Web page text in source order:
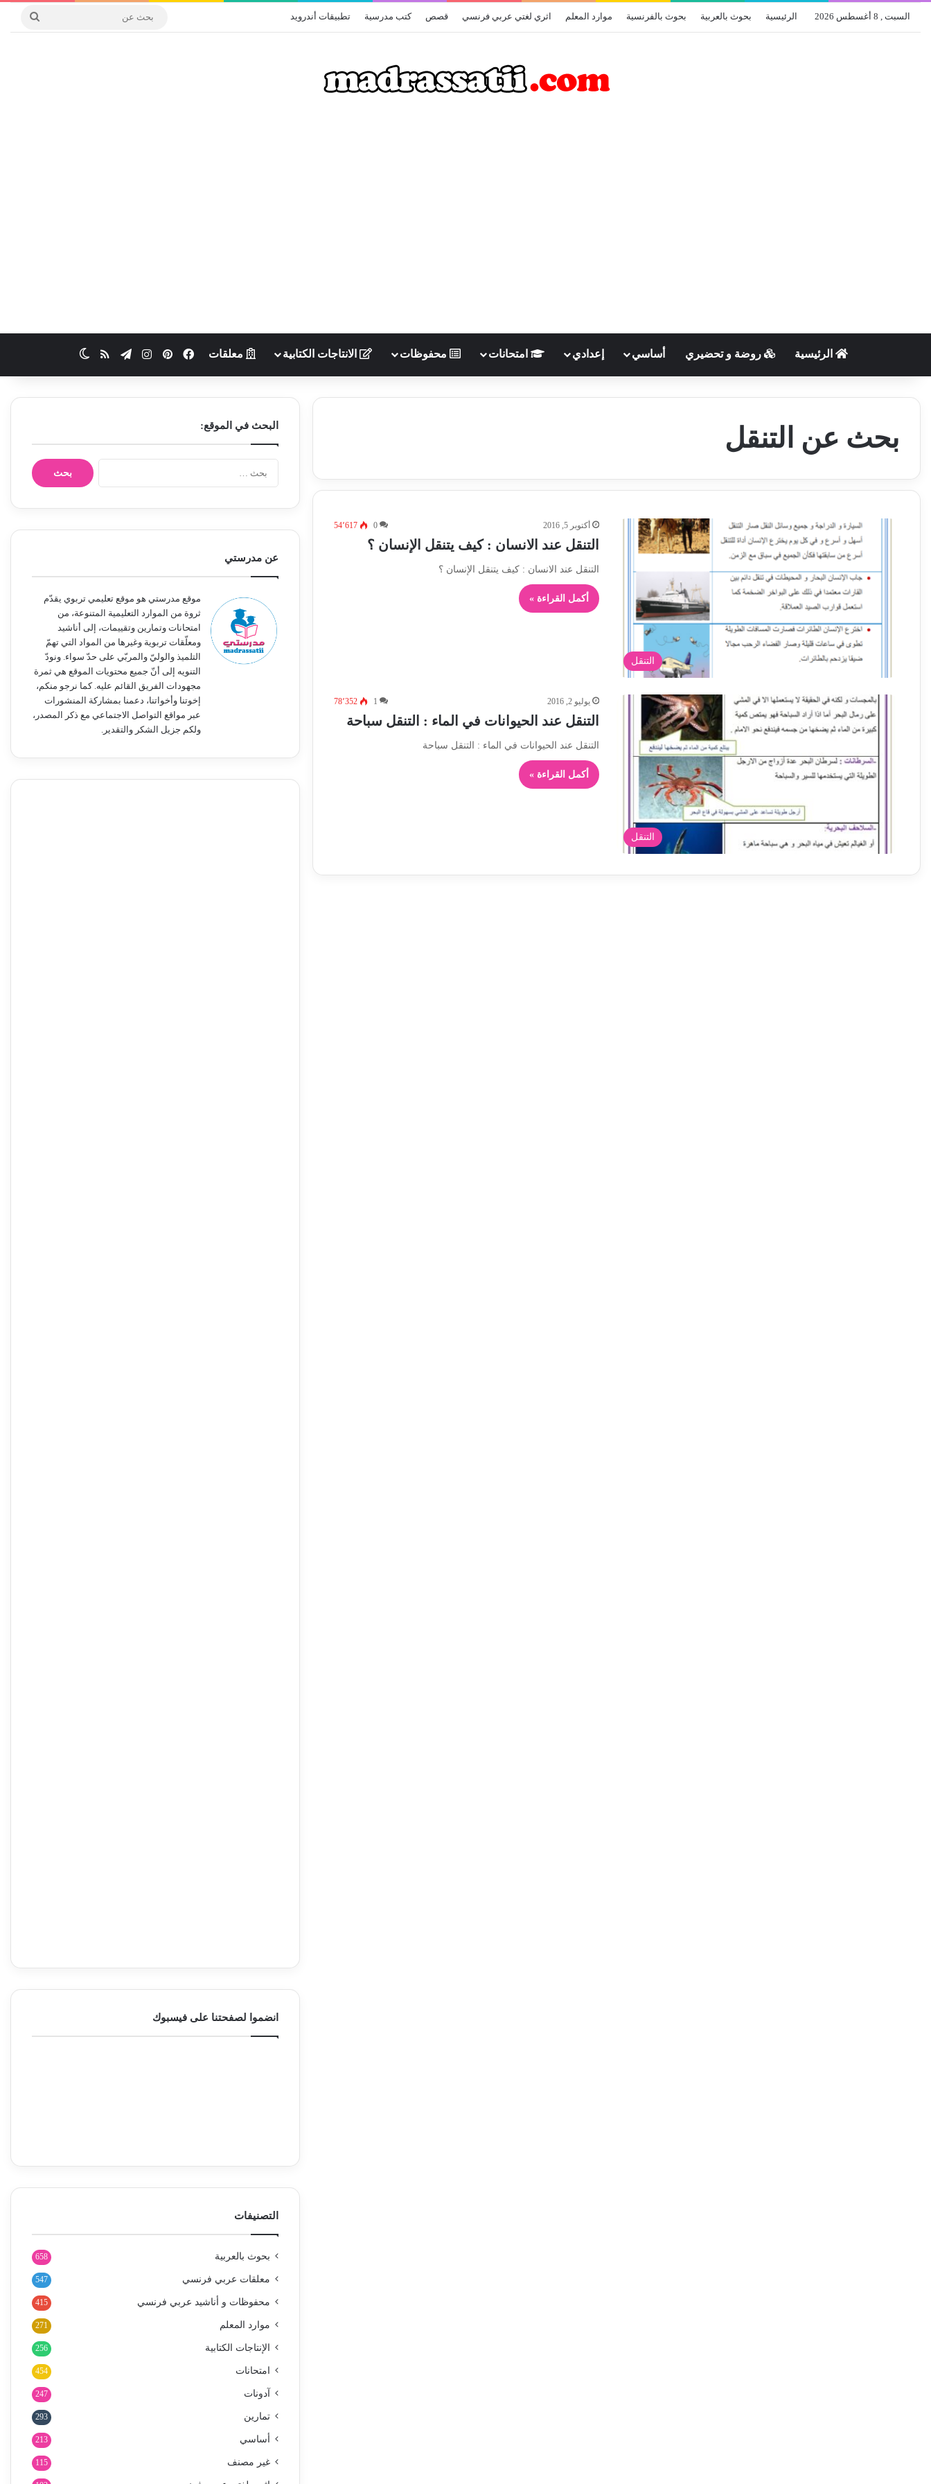
السبت , 8 أغسطس 2026 الرئيسية بحوث بالعربية بحوث بالفرنسية موارد المعلم اثري لغتي عربي فرنسي قصص كتب مدرسية تطبيقات أندرويد
الرئيسية روضة و تحضيري أساسي إعدادي امتحانات محفوظات الانتاجات الكتابية معلقات فيسبوكبينتيريستانستقرامتيلقرامملخص الموقع RSS
بحث عن التنقل
التنقل
أكتوبر 5, 2016 0 54٬617
التنقل عند الانسان : كيف يتنقل الإنسان ؟
التنقل عند الانسان : كيف يتنقل الإنسان ؟
أكمل القراءة »
التنقل
يوليو 2, 2016 1 78٬352
التنقل عند الحيوانات في الماء : التنقل سباحة
التنقل عند الحيوانات في الماء : التنقل سباحة
أكمل القراءة »
البحث في الموقع:
ح
عن مدرستي
موقع مدرستي هو موقع تعليمي تربوي يقدّم
ثروة من الموارد التعليمية المتنوعة، من
امتحانات وتمارين وتقييمات، إلى أناشيد
ومعلّقات تربوية وغيرها من المواد التي تهمّ
التلميذ والوليّ والمربّي على حدّ سواء. ونودّ
التنويه إلى أنّ جميع محتويات الموقع هي ثمرة
مجهودات الفريق القائم عليه. كما نرجو منكم،
إخوتنا وأخواتنا، دعمنا بمشاركة المنشورات
عبر مواقع التواصل الاجتماعي مع ذكر المصدر،
ولكم جزيل الشكر والتقدير.
انضموا لصفحتنا على فيسبوك
التصنيفات
بحوث بالعربية 658
معلقات عربي فرنسي 547
محفوظات و أناشيد عربي فرنسي 415
موارد المعلم 271
الإنتاجات الكتابية 256
امتحانات 454
آدونات 247
تمارين 293
أساسي 213
غير مصنف 115